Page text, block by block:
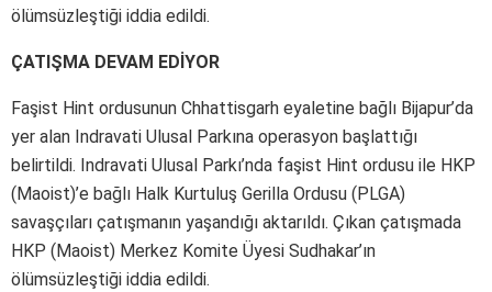
ölümsüzleştiği iddia edildi.
ÇATIŞMA DEVAM EDİYOR
Faşist Hint ordusunun Chhattisgarh eyaletine bağlı Bijapur’da
yer alan Indravati Ulusal Parkına operasyon başlattığı
belirtildi. Indravati Ulusal Parkı’nda faşist Hint ordusu ile HKP
(Maoist)’e bağlı Halk Kurtuluş Gerilla Ordusu (PLGA)
savaşçıları çatışmanın yaşandığı aktarıldı. Çıkan çatışmada
HKP (Maoist) Merkez Komite Üyesi Sudhakar’ın
ölümsüzleştiği iddia edildi.